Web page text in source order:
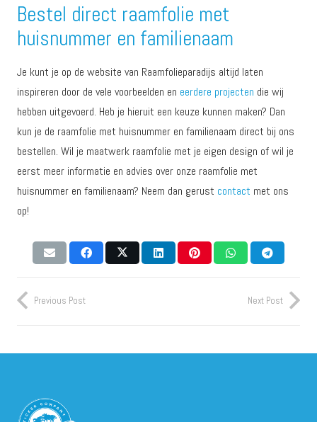
Bestel direct raamfolie met
huisnummer en familienaam
Je kunt je op de website van Raamfolieparadijs altijd laten
inspireren door de vele voorbeelden en eerdere projecten die wij
hebben uitgevoerd. Heb je hieruit een keuze kunnen maken? Dan
kun je de raamfolie met huisnummer en familienaam direct bij ons
bestellen. Wil je maatwerk raamfolie met je eigen design of wil je
eerst meer informatie en advies over onze raamfolie met
huisnummer en familienaam? Neem dan gerust contact met ons
op!
Previous Post Next Post